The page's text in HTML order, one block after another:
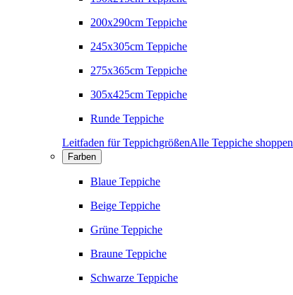
200x290cm Teppiche
245x305cm Teppiche
275x365cm Teppiche
305x425cm Teppiche
Runde Teppiche
Leitfaden für TeppichgrößenAlle Teppiche shoppen
Farben
Blaue Teppiche
Beige Teppiche
Grüne Teppiche
Braune Teppiche
Schwarze Teppiche